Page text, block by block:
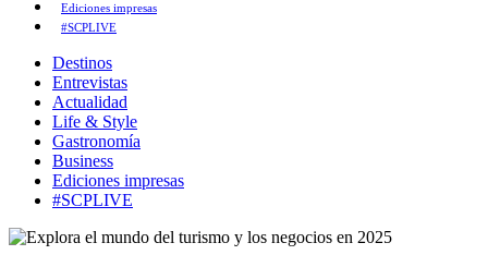
Ediciones impresas
#SCPLIVE
Destinos
Entrevistas
Actualidad
Life & Style
Gastronomía
Business
Ediciones impresas
#SCPLIVE